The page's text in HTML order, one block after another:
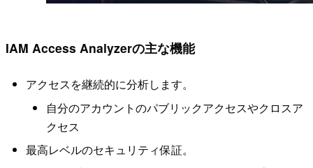
IAM Access Analyzerの主な機能
アクセスを継続的に分析します。
自分のアカウントのパブリックアクセスやクロスア
クセス
最高レベルのセキュリティ保証。